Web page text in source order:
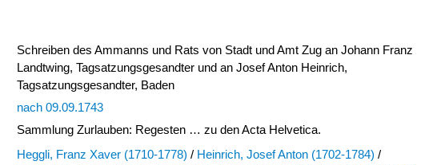
Schreiben des Ammanns und Rats von Stadt und Amt Zug an Johann Franz
Landtwing, Tagsatzungsgesandter und an Josef Anton Heinrich,
Tagsatzungsgesandter, Baden
nach 09.09.1743
Sammlung Zurlauben: Regesten … zu den Acta Helvetica.
Heggli, Franz Xaver (1710-1778) / Heinrich, Josef Anton (1702-1784) /